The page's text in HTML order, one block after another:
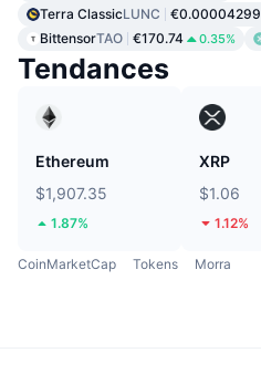
Terra ClassicLUNC €0.00004299
BittensorTAO €170.74 0.35%
Tendances
Ethereum
$1,907.35
1.87%
XRP
$1.06
1.12%
CoinMarketCap Tokens Morra